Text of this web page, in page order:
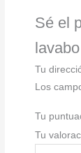
Sé el
Tu
Los
Tu
Tu